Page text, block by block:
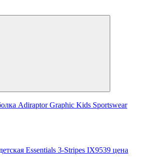
Adiraptor Graphic Kids Sportswear